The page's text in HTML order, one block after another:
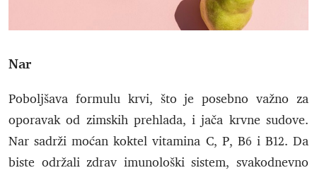
Nar
Poboljšava formulu krvi, što je posebno važno za
oporavak od zimskih prehlada, i jača krvne sudove.
Nar sadrži moćan koktel vitamina C, P, B6 i B12. Da
biste održali zdrav imunološki sistem, svakodnevno